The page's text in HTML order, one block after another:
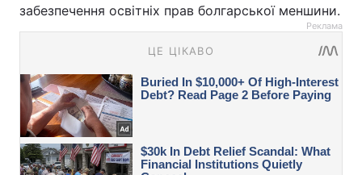
забезпечення освітніх прав болгарської меншини.
Реклама